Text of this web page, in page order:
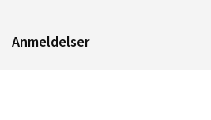
Anmeldelser